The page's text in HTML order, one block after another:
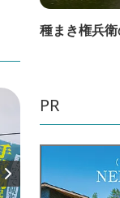
種まき権兵
PR